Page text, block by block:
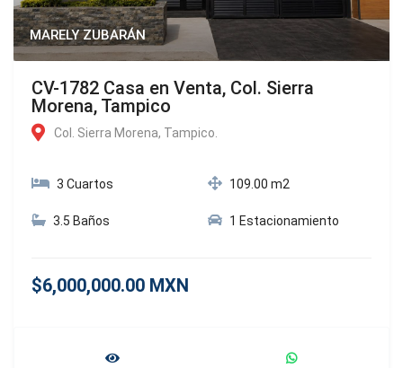
MARELY ZUBARÁN
CV-1782 Casa en Venta, Col. Sierra
Morena, Tampico
Col. Sierra Morena, Tampico.
3 Cuartos
3.5 Baños
109.00 m2
1 Estacionamiento
$6,000,000.00 MXN